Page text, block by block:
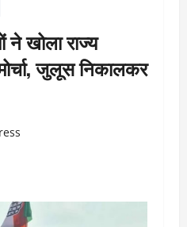
ने खोला राज्य
जुलूस निकालकर